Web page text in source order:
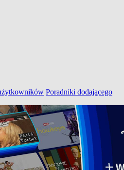
Poradniki dodającego